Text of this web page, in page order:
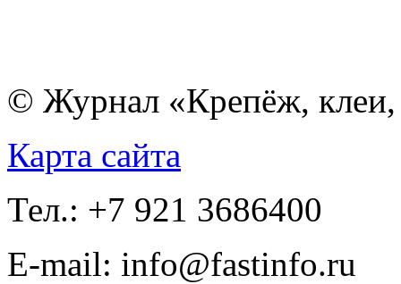
© Журнал «Крепёж, клеи,
Карта сайта
Тел.: +7 921 3686400
E-mail: info@fastinfo.ru